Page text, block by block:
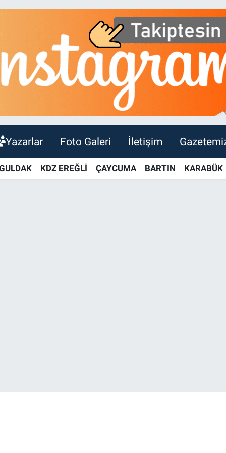
Yazarlar Foto Galeri İletişim
KDZ EREĞLİ ÇAYCUMA BARTIN KARABÜK